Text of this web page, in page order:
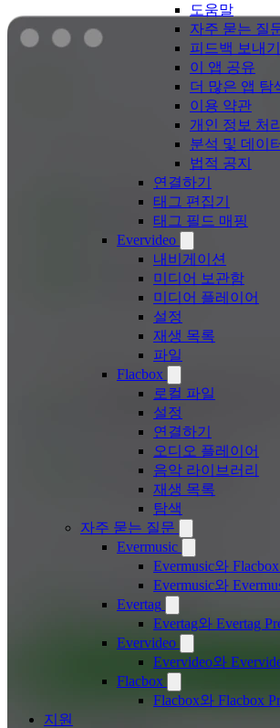
도움말
자주 묻는 질
피드백 보내기
이 앱 공유
더 많은 앱 탐
이용 약관
개인 정보 처
분석 및 데이
법적 공지
연결하기
태그 편집기
태그 필드 매핑
Evervideo
내비게이션
미디어 보관함
미디어 플레이어
설정
재생 목록
파일
Flacbox
로컬 파일
설정
연결하기
오디오 플레이어
음악 라이브러리
재생 목록
탐색
자주 묻는 질문
Evermusic
Evermusic와
Evermusic와
Evertag
Evertag와 Evertag
Evervideo
Evervideo와
Flacbox
Flacbox와 Flacbox
지원